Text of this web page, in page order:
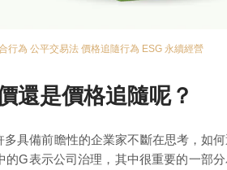
行為 公平交易法 價格追隨行為 ESG 永續經營
還是價格追隨呢？
具備前瞻性的企業家不斷在思考，如
的G表示公司治理，其中很重要的一部